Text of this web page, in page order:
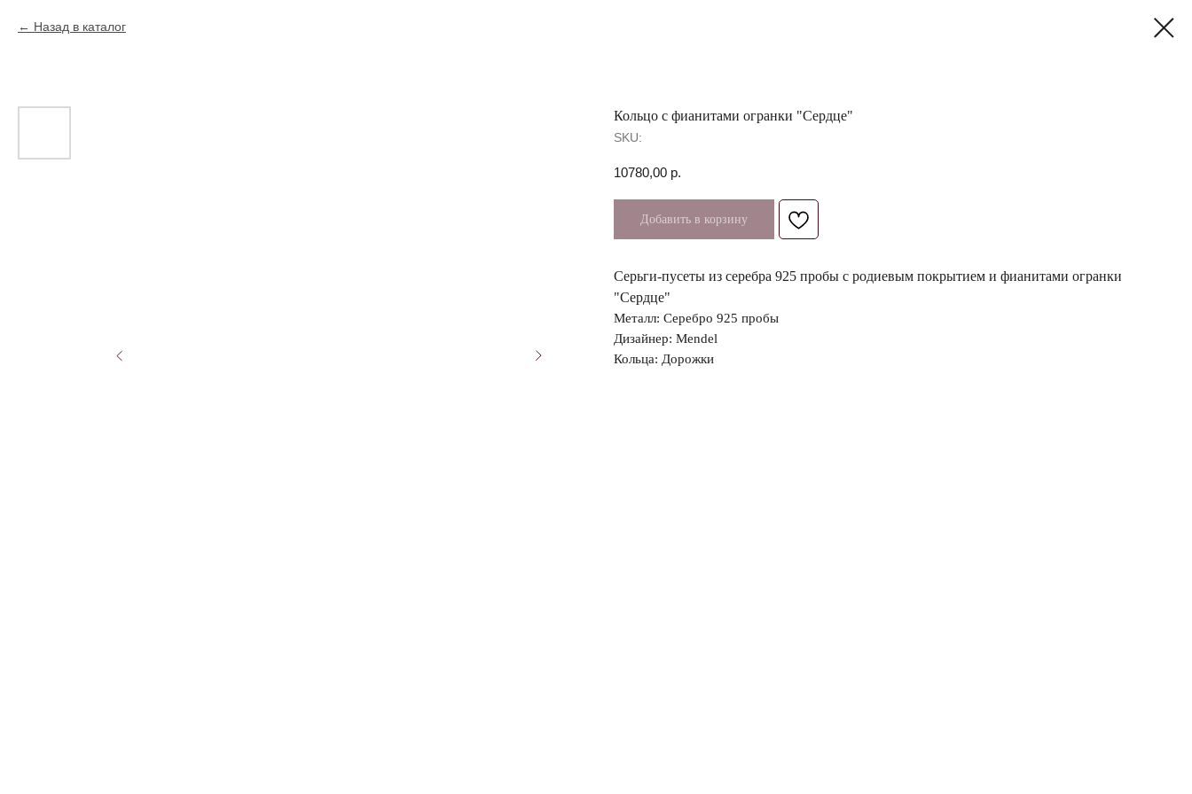
Назад в каталог
Кольцо с фианитами огранки "Сердце"
SKU:
10780,00 р.
Добавить в корзину
Серьги-пусеты из серебра 925 пробы с родиевым покрытием и фианитами огранки
"Сердце"
Металл: Серебро 925 пробы
Дизайнер: Mendel
Кольца: Дорожки